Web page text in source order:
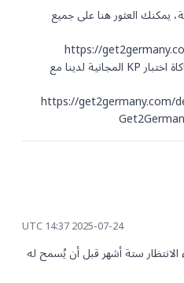
2025-07-24 14:37 UTC